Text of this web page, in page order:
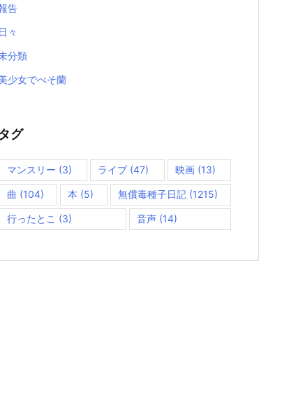
告
日々
分類
少女でべそ蘭
タグ
マンスリー (3) ライブ (47) 映画(13)
曲 (104) 本 (5) 無償毒種子日記(1215)
行ったとこ (3) 音声(14)